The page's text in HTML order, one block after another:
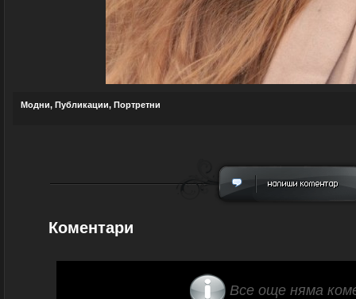
Модни, Публикации, Портретни
Коментари
Все още няма